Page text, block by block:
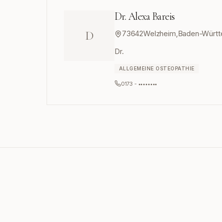
D
Dr. Alexa Bareis
73642Welzheim,Baden-
Dr.
ALLGEMEINE OSTEOPATHIE
0173 - ••••••••